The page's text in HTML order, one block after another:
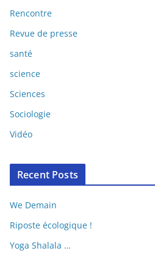
Rencontre
Revue de presse
santé
science
Sciences
Sociologie
Vidéo
Recent Posts
We Demain
Riposte écologique !
Yoga Shalala …